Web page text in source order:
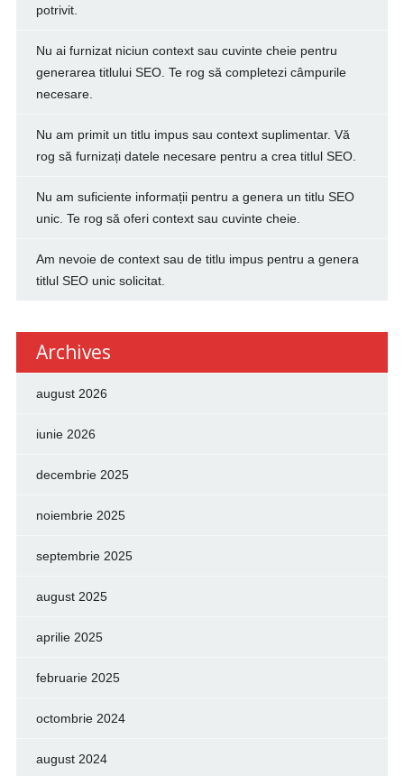
potrivit.
Nu ai furnizat niciun context sau cuvinte cheie pentru
generarea titlului SEO. Te rog să completezi câmpurile
necesare.
Nu am primit un titlu impus sau context suplimentar. Vă
rog să furnizați datele necesare pentru a crea titlul SEO.
Nu am suficiente informații pentru a genera un titlu SEO
unic. Te rog să oferi context sau cuvinte cheie.
Am nevoie de context sau de titlu impus pentru a genera
titlul SEO unic solicitat.
Archives
august 2026
iunie 2026
decembrie 2025
noiembrie 2025
septembrie 2025
august 2025
aprilie 2025
februarie 2025
octombrie 2024
august 2024